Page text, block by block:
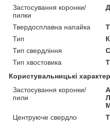
Застосування коронки/
пилки
Твердосплавна напайка
Тип
Тип свердління
Тип хвостовика
Користувальницькі
Застосування коронки/
пили
Центруюче свердло